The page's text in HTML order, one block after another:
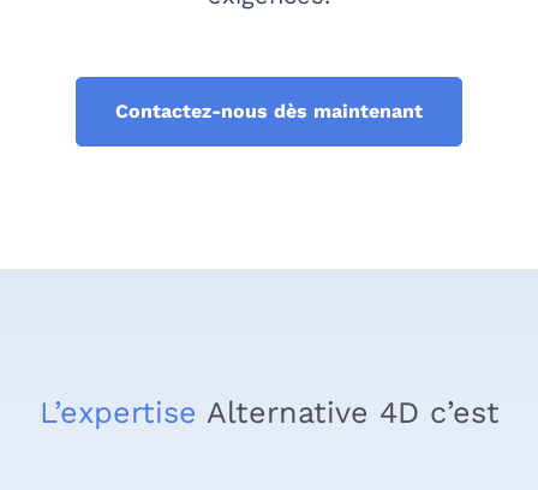
Contactez-nous dès maintenant
L’expertise Alternative 4D c’est